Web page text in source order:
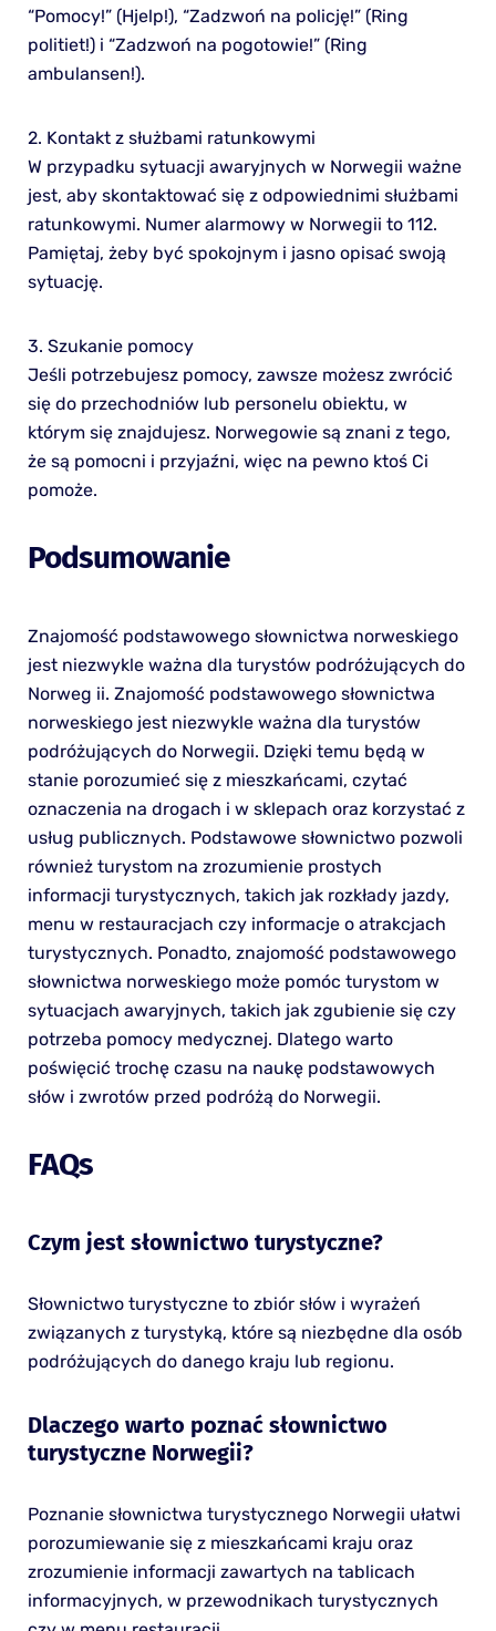
“Pomocy!” (Hjelp!), “Zadzwoń na policję!” (Ring
politiet!) i “Zadzwoń na pogotowie!” (Ring
ambulansen!).
2. Kontakt z służbami ratunkowymi
W przypadku sytuacji awaryjnych w Norwegii ważne
jest, aby skontaktować się z odpowiednimi służbami
ratunkowymi. Numer alarmowy w Norwegii to 112.
Pamiętaj, żeby być spokojnym i jasno opisać swoją
sytuację.
3. Szukanie pomocy
Jeśli potrzebujesz pomocy, zawsze możesz zwrócić
się do przechodniów lub personelu obiektu, w
którym się znajdujesz. Norwegowie są znani z tego,
że są pomocni i przyjaźni, więc na pewno ktoś Ci
pomoże.
Podsumowanie
Znajomość podstawowego słownictwa norweskiego
jest niezwykle ważna dla turystów podróżujących do
Norweg ii. Znajomość podstawowego słownictwa
norweskiego jest niezwykle ważna dla turystów
podróżujących do Norwegii. Dzięki temu będą w
stanie porozumieć się z mieszkańcami, czytać
oznaczenia na drogach i w sklepach oraz korzystać z
usług publicznych. Podstawowe słownictwo pozwoli
również turystom na zrozumienie prostych
informacji turystycznych, takich jak rozkłady jazdy,
menu w restauracjach czy informacje o atrakcjach
turystycznych. Ponadto, znajomość podstawowego
słownictwa norweskiego może pomóc turystom w
sytuacjach awaryjnych, takich jak zgubienie się czy
potrzeba pomocy medycznej. Dlatego warto
poświęcić trochę czasu na naukę podstawowych
słów i zwrotów przed podróżą do Norwegii.
FAQs
Czym jest słownictwo turystyczne?
Słownictwo turystyczne to zbiór słów i wyrażeń
związanych z turystyką, które są niezbędne dla osób
podróżujących do danego kraju lub regionu.
Dlaczego warto poznać słownictwo
turystyczne Norwegii?
Poznanie słownictwa turystycznego Norwegii ułatwi
porozumiewanie się z mieszkańcami kraju oraz
zrozumienie informacji zawartych na tablicach
informacyjnych, w przewodnikach turystycznych